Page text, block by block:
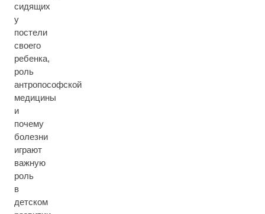
сидящих
у
постели
своего
ребенка,
роль
антропософской
медицины
и
почему
болезни
играют
важную
роль
в
детском